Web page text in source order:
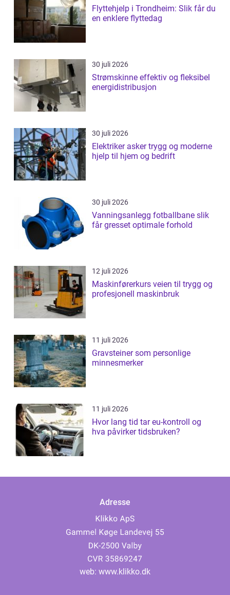
Flyttehjelp i Trondheim: Slik får du
en enklere flyttedag
30 juli 2026
Strømskinne effektiv og fleksibel
energidistribusjon
30 juli 2026
Elektriker asker trygg og moderne
hjelp til hjem og bedrift
30 juli 2026
Vanningsanlegg fotballbane slik
får gresset optimale forhold
12 juli 2026
Maskinførerkurs veien til trygg og
profesjonell maskinbruk
11 juli 2026
Gravsteiner som personlige
minnesmerker
11 juli 2026
Hvor lang tid tar eu-kontroll og
hva påvirker tidsbruken?
Adresse
web: www.klikko.dk